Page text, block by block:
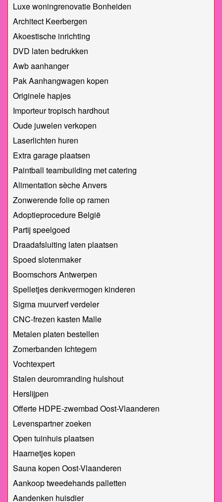
Luxe woningrenovatie Bonheiden
Architect Keerbergen
Akoestische inrichting
DVD laten bedrukken
Awb aanhanger
Pak Aanhangwagen kopen
Originele hapjes
Importeur tropisch hardhout
Oude juwelen verkopen
Laserlichten huren
Extra garage plaatsen
Paintball teambuilding met catering
Alimentation sèche Anvers
Zonwerende folie op ramen
Adoptieprocedure België
Partij speelgoed
Draadafsluiting laten plaatsen
Spoed slotenmaker
Boomschors Antwerpen
Spelletjes denkvermogen kinderen
Sigma muurverf verdeler
CNC-frezen kasten Malle
Metalen platen bestellen
Zomerbanden Ichtegem
Vochtexpert
Stalen deuromranding hulshout
Herslijpen
Offerte HDPE-zwembad Oost-Vlaanderen
Levenspartner zoeken
Open tuinhuis plaatsen
Haarnetjes kopen
Sauna kopen Oost-Vlaanderen
Aankoop tweedehands palletten
Aandenken huisdier